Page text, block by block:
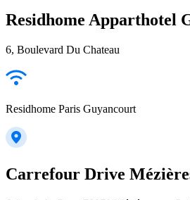
Residhome Apparthotel
6, Boulevard Du Chateau
Residhome Paris Guyancourt
Carrefour Drive